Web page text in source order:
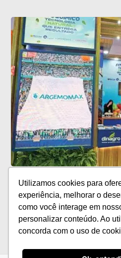
Utilizamos cookies para
experiência, melhorar o
como você interage em
personalizar conteúdo. Ao
concorda com o uso de
Andav com soluções
inovadoras